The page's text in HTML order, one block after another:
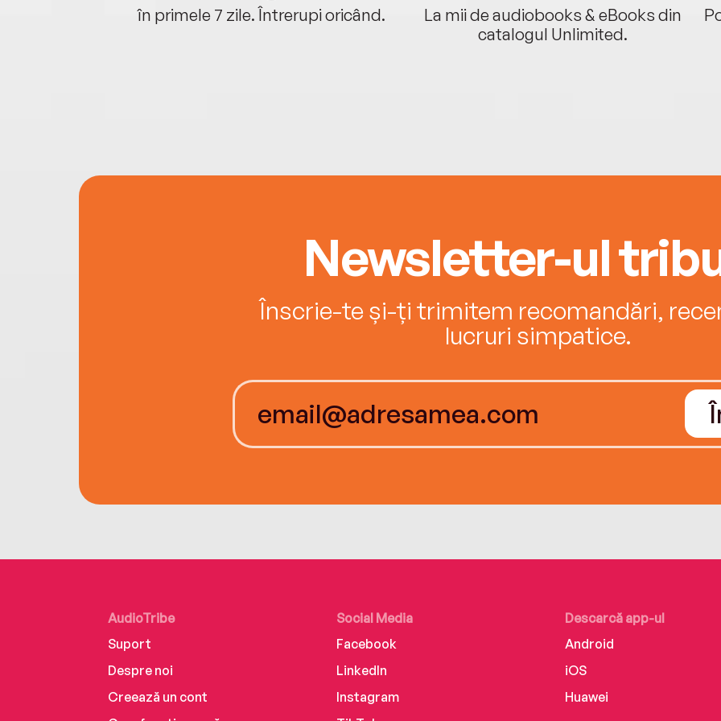
în primele 7 zile. Întrerupi oricând.
La mii de audiobooks & eBooks din
catalogul Unlimited.
Newsletter-ul
Înscrie-te și-ți trimitem recomandări,
lucruri simpatice.
AudioTribe
Suport
Despre noi
Creează un cont
Social Media
Facebook
LinkedIn
Instagram
Descarcă app-ul
Android
iOS
Huawei